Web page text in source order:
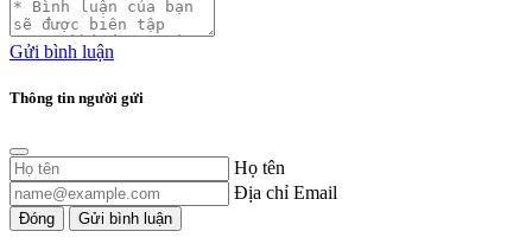
Gửi bình luận
Thông tin người gửi
Họ tên
Địa chỉ Email
Đóng Gửi bình luận